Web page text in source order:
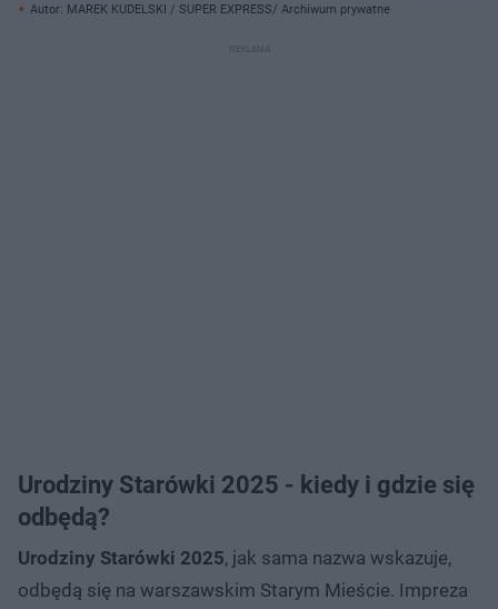
Autor: MAREK KUDELSKI / SUPER EXPRESS/ Archiwum prywatne
Urodziny Starówki 2025 - kiedy i gdzie się
odbędą?
Urodziny Starówki 2025, jak sama nazwa wskazuje,
odbędą się na warszawskim Starym Mieście. Impreza